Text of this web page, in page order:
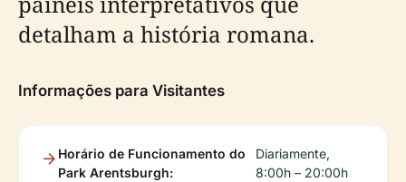
detalham a história romana.
Informações para Visitantes
Horário de Funcionamento do
Park Arentsburgh:
Diariamente,
8:00h – 20:00h